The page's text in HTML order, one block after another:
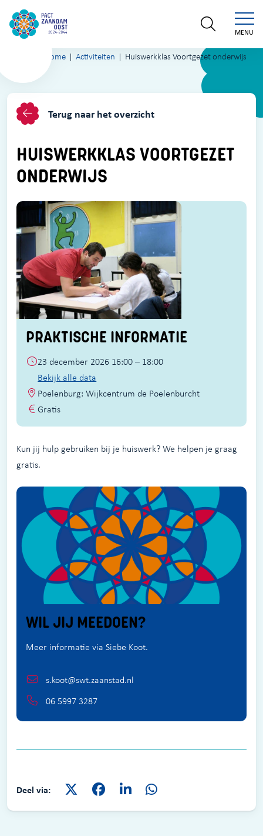
MENU
Home Activiteiten Huiswerkklas Voortgezet onderwijs
Terug naar het overzicht
HUISWERKKLAS VOORTGEZET
ONDERWIJS
PRAKTISCHE INFORMATIE
23 december 2026 16:00 – 18:00
Bekijk alle data
Poelenburg: Wijkcentrum de Poelenburcht
Gratis
Kun jij hulp gebruiken bij je huiswerk? We helpen je graag
gratis.
WIL JIJ MEEDOEN?
Meer informatie via Siebe Koot.
s.koot@swt.zaanstad.nl
06 5997 3287
Deel via: